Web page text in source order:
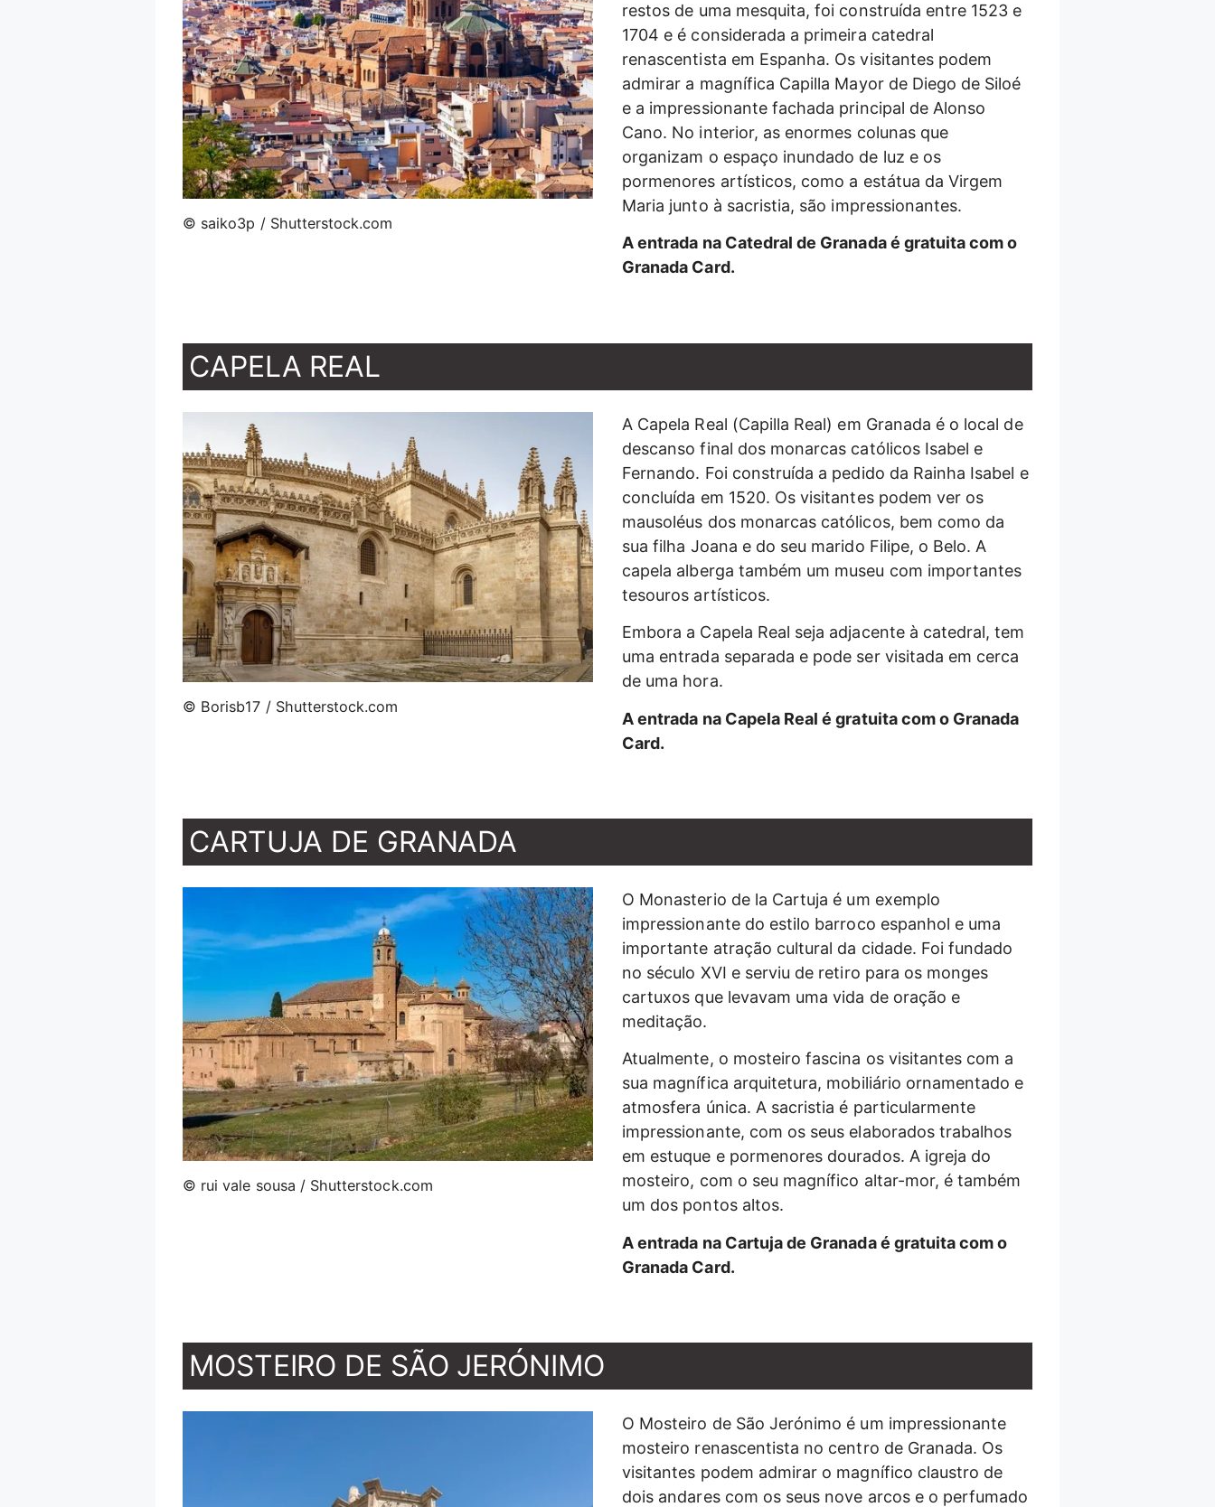
© saiko3p / Shutterstock.com
restos de uma mesquita, foi construída entre 1523 e
1704 e é considerada a primeira catedral
renascentista em Espanha. Os visitantes podem
admirar a magnífica Capilla Mayor de Diego de Siloé
e a impressionante fachada principal de Alonso
Cano. No interior, as enormes colunas que
organizam o espaço inundado de luz e os
pormenores artísticos, como a estátua da Virgem
Maria junto à sacristia, são impressionantes.
A entrada na Catedral de Granada é gratuita com o
Granada Card.
CAPELA REAL
© Borisb17 / Shutterstock.com
A Capela Real (Capilla Real) em Granada é o local de
descanso final dos monarcas católicos Isabel e
Fernando. Foi construída a pedido da Rainha Isabel e
concluída em 1520. Os visitantes podem ver os
mausoléus dos monarcas católicos, bem como da
sua filha Joana e do seu marido Filipe, o Belo. A
capela alberga também um museu com importantes
tesouros artísticos.
Embora a Capela Real seja adjacente à catedral, tem
uma entrada separada e pode ser visitada em cerca
de uma hora.
A entrada na Capela Real é gratuita com o Granada
Card.
CARTUJA DE GRANADA
© rui vale sousa / Shutterstock.com
O Monasterio de la Cartuja é um exemplo
impressionante do estilo barroco espanhol e uma
importante atração cultural da cidade. Foi fundado
no século XVI e serviu de retiro para os monges
cartuxos que levavam uma vida de oração e
meditação.
Atualmente, o mosteiro fascina os visitantes com a
sua magnífica arquitetura, mobiliário ornamentado e
atmosfera única. A sacristia é particularmente
impressionante, com os seus elaborados trabalhos
em estuque e pormenores dourados. A igreja do
mosteiro, com o seu magnífico altar-mor, é também
um dos pontos altos.
A entrada na Cartuja de Granada é gratuita com o
Granada Card.
MOSTEIRO DE SÃO JERÓNIMO
O Mosteiro de São Jerónimo é um impressionante
mosteiro renascentista no centro de Granada. Os
visitantes podem admirar o magnífico claustro de
dois andares com os seus nove arcos e o perfumado